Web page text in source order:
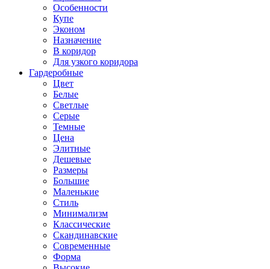
Особенности
Купе
Эконом
Назначение
В коридор
Для узкого коридора
Гардеробные
Цвет
Белые
Светлые
Серые
Темные
Цена
Элитные
Дешевые
Размеры
Большие
Маленькие
Стиль
Минимализм
Классические
Скандинавские
Современные
Форма